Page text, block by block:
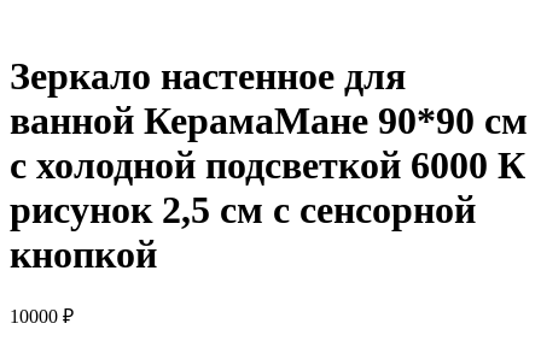
Зеркало настенное для
ванной КерамаМане 90*90 см
с холодной подсветкой 6000 К
рисунок 2,5 см с сенсорной
кнопкой
10000 ₽